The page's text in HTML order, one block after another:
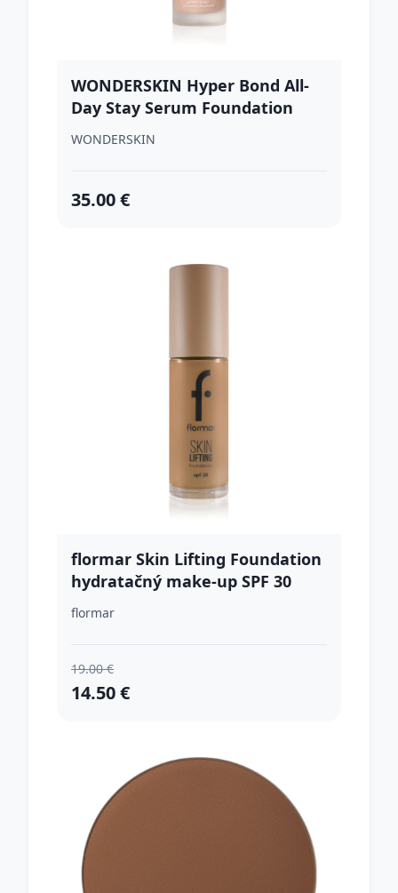
WONDERSKIN Hyper Bond All-
Day Stay Serum Foundation
dlhotrvajúci make-up odtieň 30
WONDERSKIN
35.00 €
flormar Skin Lifting Foundation
hydratačný make-up SPF 30
odtieň 140 Tan 30 ml
flormar
19.00 €
14.50 €